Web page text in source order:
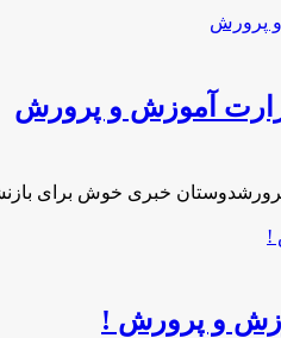
آموزش و پرورش
خبری خوش برای
و پرورش !